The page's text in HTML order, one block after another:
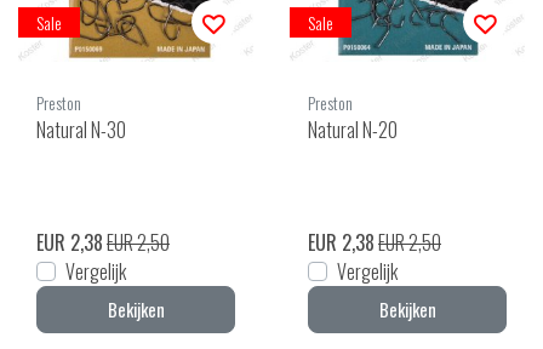
Sale
Preston
Natural N-30
EUR 2,38EUR 2,50
Vergelijk
Bekijken
Sale
Preston
Natural N-20
EUR 2,38EUR 2,50
Vergelijk
Bekijken